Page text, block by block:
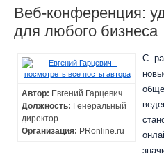
Веб-конференция:
для любого бизнеса
Автор: Евгений Гарцевич
Должность: Генеральный
директор
Организация: PRonline.ru
С